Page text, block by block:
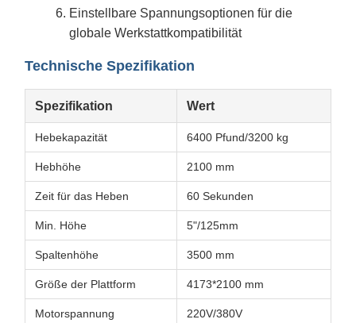
Einstellbare Spannungsoptionen für die
globale Werkstattkompatibilität
Technische Spezifikation
Spezifikation Wert
Hebekapazität 6400 Pfund/3200 kg
Hebhöhe 2100 mm
Zeit für das Heben 60 Sekunden
Min. Höhe 5"/125mm
Spaltenhöhe 3500 mm
Größe der Plattform 4173*2100 mm
Motorspannung 220V/380V